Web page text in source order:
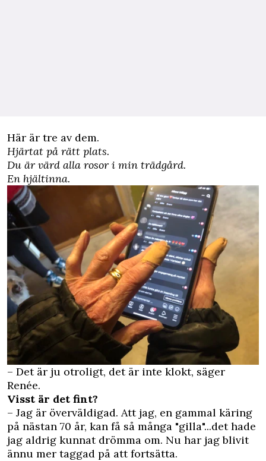
Här är tre av dem.
Hjärtat på rätt plats.
Du är värd alla rosor i min trädgård.
En hjältinna.
– Det är ju otroligt, det är inte klokt, säger
Renée.
Visst är det fint?
– Jag är överväldigad. Att jag, en gammal käring
på nästan 70 år, kan få så många "gilla"...det hade
jag aldrig kunnat drömma om. Nu har jag blivit
ännu mer taggad på att fortsätta.